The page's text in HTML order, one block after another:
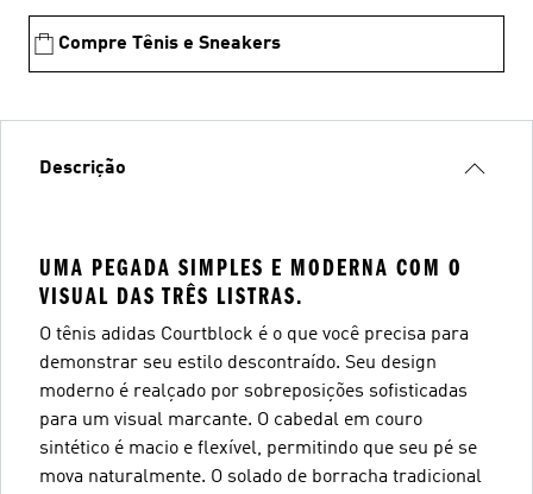
Compre Tênis e Sneakers
Descrição
UMA PEGADA SIMPLES E MODERNA COM O
VISUAL DAS TRÊS LISTRAS.
O tênis adidas Courtblock é o que você precisa para
demonstrar seu estilo descontraído. Seu design
moderno é realçado por sobreposições sofisticadas
para um visual marcante. O cabedal em couro
sintético é macio e flexível, permitindo que seu pé se
mova naturalmente. O solado de borracha tradicional